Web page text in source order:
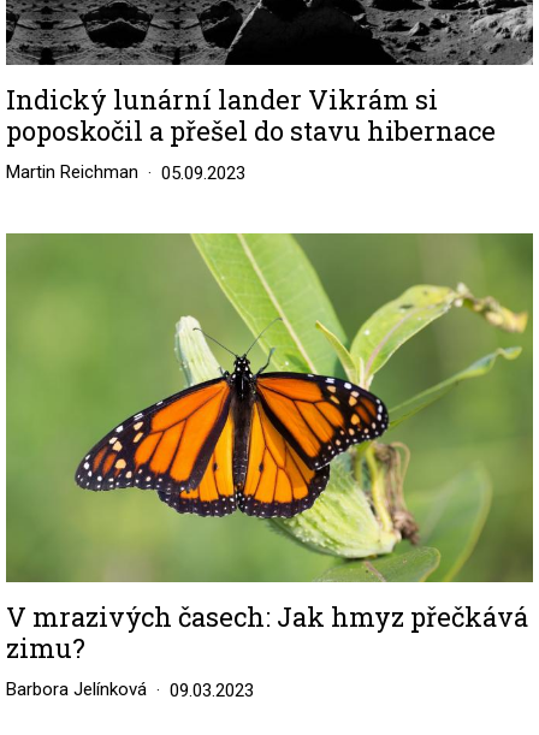
Indický lunární lander Vikrám si
poposkočil a přešel do stavu hibernace
Martin Reichman 05.09.2023
V mrazivých časech: Jak hmyz přečkává
zimu?
Barbora Jelínková 09.03.2023